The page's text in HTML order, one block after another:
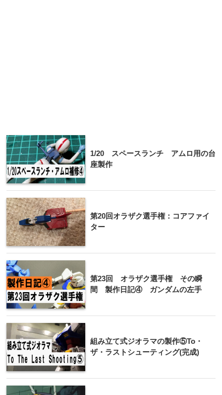
1/20 スペースランチ アムロ用の台
座製作
第20回オラザク選手権：コアファイ
ター
第23回 オラザク選手権 その瞬
間 製作日記④ ガンダムの左手
組み立て式ジオラマの製作⑤To・
ザ・ラストシューティング(完成)